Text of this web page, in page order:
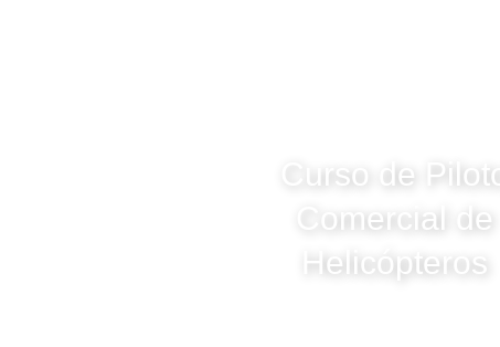
Curso de Piloto
Comercial de
Helicópteros